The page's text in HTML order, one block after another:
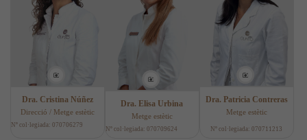
Dra. Cristina Núñez
Direcció / Metge estètic
Nº col·legiada: 070706279
Dra. Elisa Urbina
Metge estètic
Nº col·legiada: 070709624
Dra. Patricia Contreras
Metge estètic
Nº col·legiada: 070711213